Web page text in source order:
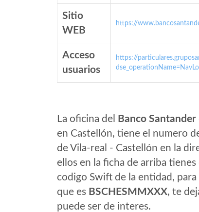
Sitio
WEB
https://
Acceso
usuarios
https://
La oficina del Banco Santander
en Castellón, tiene el numero
de Vila-real - Castellón en la
ellos en la ficha de arriba
codigo Swift de la entidad,
que es BSCHESMMXXX, te
puede ser de interes.